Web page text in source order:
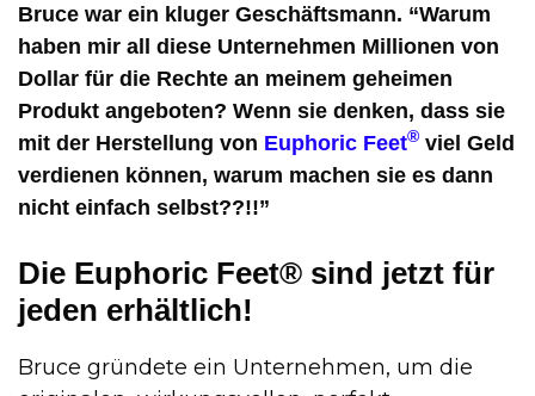
Bruce war ein kluger Geschäftsmann. “Warum
haben mir all diese Unternehmen Millionen von
Dollar für die Rechte an meinem geheimen
Produkt angeboten? Wenn sie denken, dass sie
mit der Herstellung von Euphoric Feet® viel Geld
verdienen können, warum machen sie es dann
nicht einfach selbst??!!”
Die Euphoric Feet® sind jetzt für
jeden erhältlich!
Bruce gründete ein Unternehmen, um die